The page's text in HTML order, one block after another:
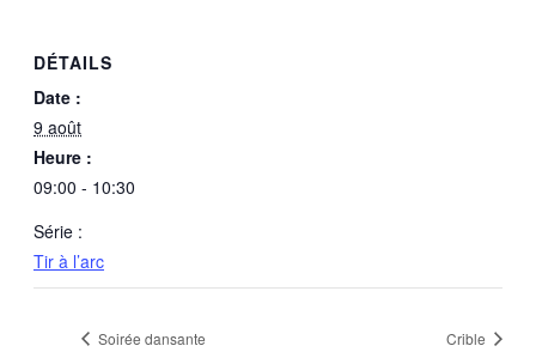
DÉTAILS
Date :
9 août
Heure :
09:00 - 10:30
Série :
Tir à l’arc
Soirée dansante Crible